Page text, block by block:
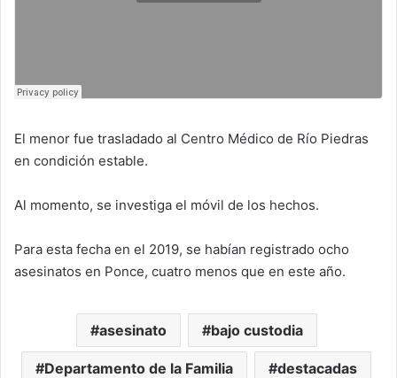
El menor fue trasladado al Centro Médico de Río Piedras
en condición estable.
Al momento, se investiga el móvil de los hechos.
Para esta fecha en el 2019, se habían registrado ocho
asesinatos en Ponce, cuatro menos que en este año.
asesinato bajo custodia
Departamento de la Familia destacadas